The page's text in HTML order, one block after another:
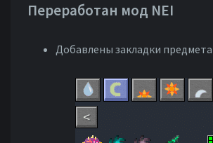
Переработан мод NEI
Добавлены закладки